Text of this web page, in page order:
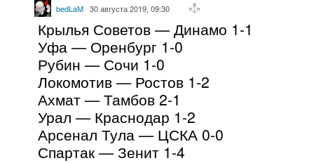
bedLaM 30 августа 2019, 09:30
Крылья Советов — Динамо 1-1
Уфа — Оренбург 1-0
Рубин — Сочи 1-0
Локомотив — Ростов 1-2
Ахмат — Тамбов 2-1
Урал — Краснодар 1-2
Арсенал Тула — ЦСКА 0-0
Спартак — Зенит 1-4